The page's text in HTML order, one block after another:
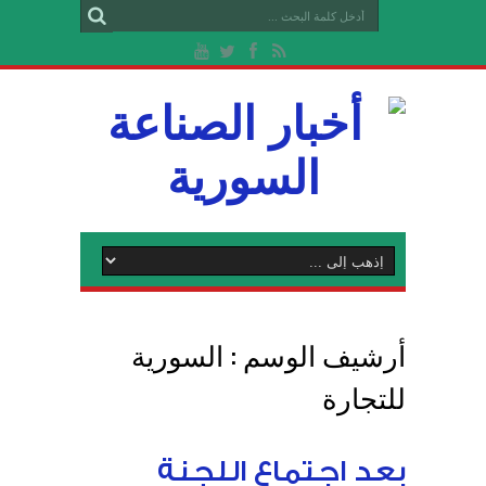
أرشيف الوسم : السورية
للتجارة
بعد اجتماع اللجنة